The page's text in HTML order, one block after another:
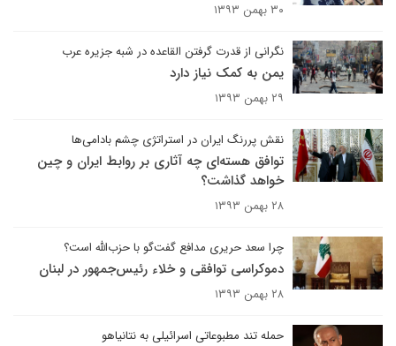
۳۰ بهمن ۱۳۹۳
نگرانی از قدرت گرفتن القاعده در شبه جزیره عرب
یمن به کمک نیاز دارد
۲۹ بهمن ۱۳۹۳
نقش پررنگ ایران در استرات‍ژی چشم بادامی‌ها
توافق هسته‌ای چه آثاری بر روابط ایران و چین
خواهد گذاشت؟
۲۸ بهمن ۱۳۹۳
چرا سعد حریری مدافع گفت‌گو با حزب‌الله است؟
دموکراسی توافقی و خلاء رئیس‌جمهور در لبنان
۲۸ بهمن ۱۳۹۳
حمله تند مطبوعاتی اسرائیلی به نتانیاهو